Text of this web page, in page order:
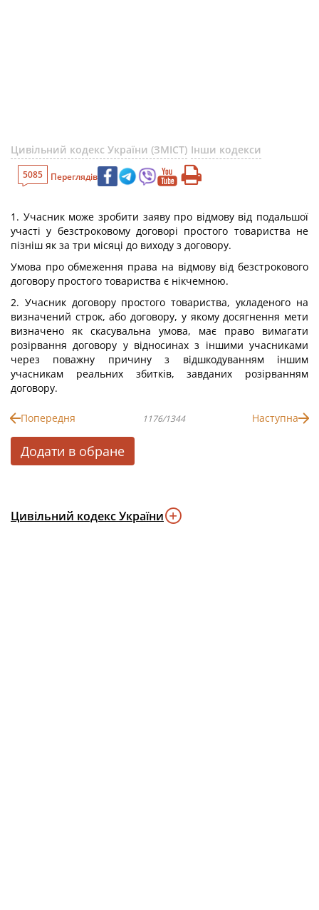
Цивільний кодекс України (ЗМІСТ) Інши кодекси
5085 Переглядів
1. Учасник може зробити заяву про відмову від подальшої
участі у безстроковому договорі простого товариства не
пізніш як за три місяці до виходу з договору.
Умова про обмеження права на відмову від безстрокового
договору простого товариства є нікчемною.
2. Учасник договору простого товариства, укладеного на
визначений строк, або договору, у якому досягнення мети
визначено як скасувальна умова, має право вимагати
розірвання договору у відносинах з іншими учасниками
через поважну причину з відшкодуванням іншим
учасникам реальних збитків, завданих розірванням
договору.
Попередня 1176/1344 Наступна
Додати в обране
Цивільний кодекс України